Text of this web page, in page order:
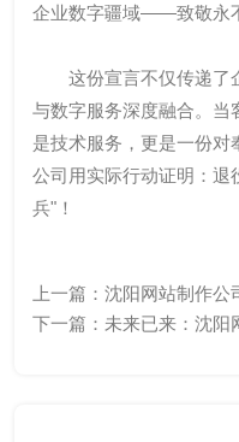
企业数字疆域——致敬永
这份宣言不仅传递了
与数字服务深度融合。当
是技术服务，更是一份
公司用实际行动证明：退
兵"！
上一篇： 沈阳网站制作公
务，助力您的企业腾飞
下一篇： 未来已来：沈阳